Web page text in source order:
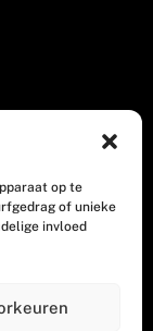
op te
of unieke
invloed